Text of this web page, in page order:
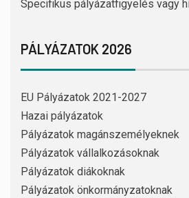
Specifikus pályázatfigyelés vagy
PÁLYÁZATOK 2026
EU Pályázatok 2021-2027
Hazai pályázatok
Pályázatok magánszemélyeknek
Pályázatok vállalkozásoknak
Pályázatok diákoknak
Pályázatok önkormányzatoknak